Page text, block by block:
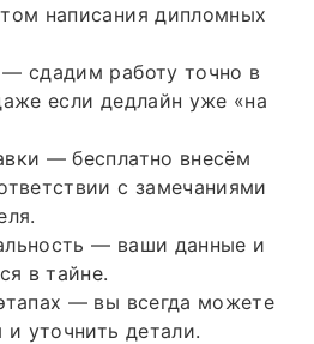
написания дипломных
сдадим работу точно в
если дедлайн уже «на
— бесплатно внесём
с замечаниями
— ваши данные и
в тайне.
— вы всегда можете
и уточнить детали.